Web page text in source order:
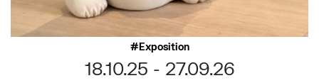
Exposition
18.10.25
27.09.26